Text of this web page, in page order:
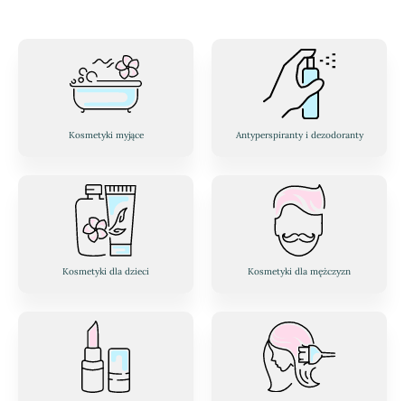
Kosmetyki myjące Antyperspiranty i dezodoranty
Kosmetyki dla dzieci Kosmetyki dla mężczyzn